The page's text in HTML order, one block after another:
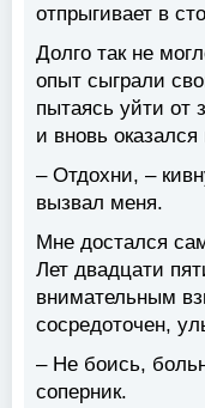
отпрыгивает в
Долго так не
опыт сыграли
пытаясь уйти от
и вновь оказался
– Отдохни, –
вызвал меня.
Мне достался
Лет двадцати
внимательным
сосредоточен,
– Не боись,
соперник.